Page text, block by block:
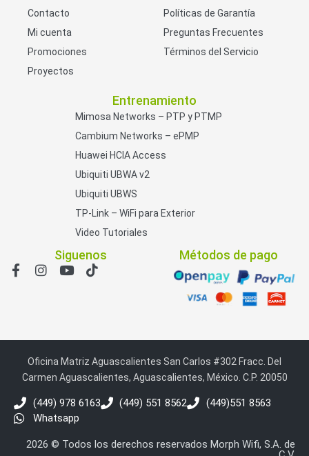
Contacto
Mi cuenta
Promociones
Proyectos
Políticas de Garantía
Preguntas Frecuentes
Términos del Servicio
Entrenamiento
Mimosa Networks – PTP y PTMP
Cambium Networks – ePMP
Huawei HCIA Access
Ubiquiti UBWA v2
Ubiquiti UBWS
TP-Link – WiFi para Exterior
Video Tutoriales
Siguenos Métodos de pago
Oficina Matriz Aguascalientes San Carlos #302 Fracc. Del
Carmen Aguascalientes, Aguascalientes, México. C.P. 20050
(449) 978 6163 (449) 551 8562
(449)551 8563
Whatsapp
2026 © Todos los derechos reservados Morph Wifi, S.A. de